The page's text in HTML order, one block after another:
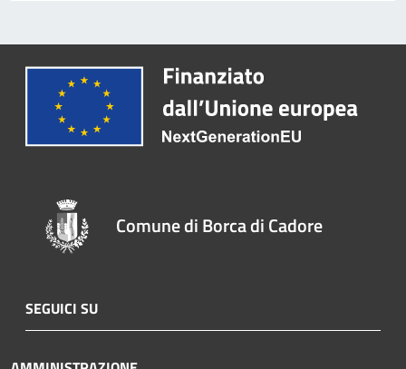
Comune di Borca di Cadore
SEGUICI SU